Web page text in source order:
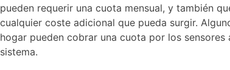
pueden requerir una cuota mensual, y también
cualquier coste adicional que pueda surgir.
hogar pueden cobrar una cuota por los sensores
sistema.